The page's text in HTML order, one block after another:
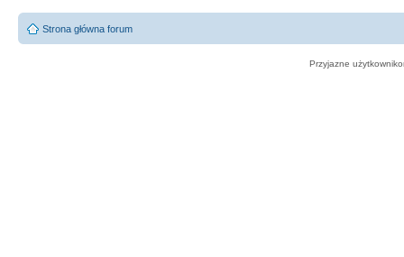
Strona główna forum
Przyjazne